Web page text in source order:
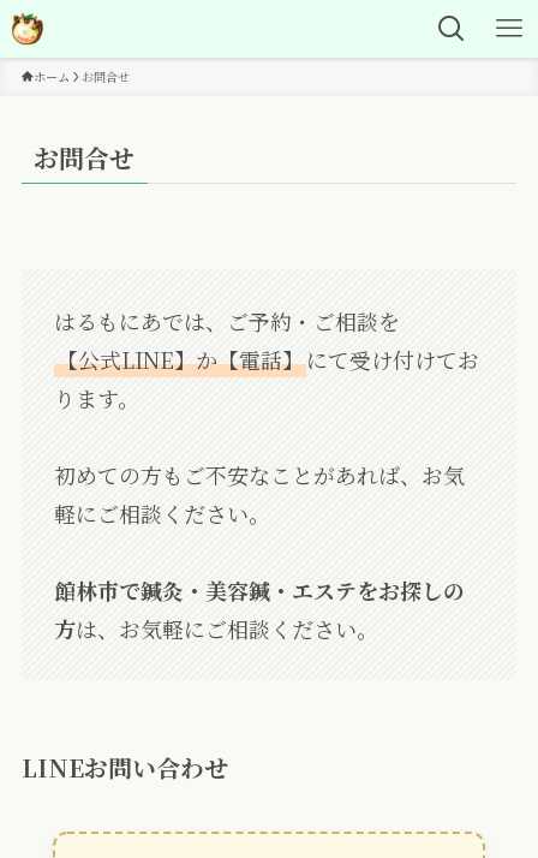
ホーム お問合せ
お問合せ
はるもにあでは、ご予約・ご相談を
【公式LINE】か【電話】にて受け付けてお
ります。
初めての方もご不安なことがあれば、お気
軽にご相談ください。
館林市で鍼灸・美容鍼・エステをお探しの
方は、お気軽にご相談ください。
LINEお問い合わせ